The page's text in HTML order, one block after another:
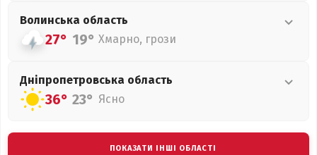
Волинська область
27° 19° Хмарно, грози
Дніпропетровська область
36° 23° Ясно
ПОКАЗАТИ ІНШІ ОБЛАСТІ